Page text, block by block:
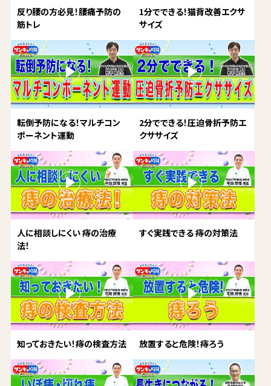
反り腰の方必見！腰痛予防の
筋トレ
1分でできる！猫背改善エクサ
サイズ
転倒予防になる！マルチコン
ポーネント運動
2分でできる！圧迫骨折予防エ
クササイズ
人に相談しにくい 痔の治療
法！
すぐ実践できる 痔の対策法
知っておきたい！痔の検査方法 放置すると危険！痔ろう